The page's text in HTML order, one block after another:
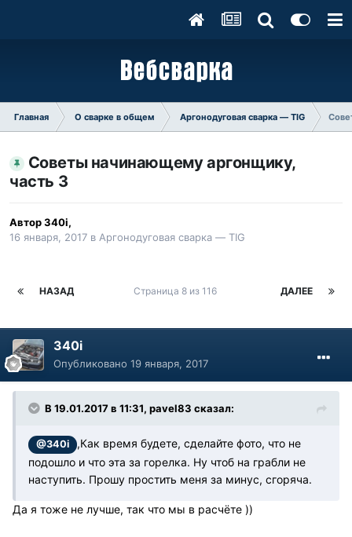
Главная О сварке в общем Аргонодуговая сварка — TIG
Советы начинающему аргонщику,
часть 3
Автор340i,
16 января, 2017 в Аргонодуговая сварка — TIG
НАЗАД ДАЛЕЕ
Страница 8 из 116
340i
Опубликовано 19 января, 2017
В 19.01.2017 в 11:31, pavel83 сказал:
@340i
,Как время будете, сделайте фото, что не
подошло и что эта за горелка. Ну чтоб на грабли не
наступить. Прошу простить меня за минус, сгоряча.
Да я тоже не лучше, так что мы в расчёте ))